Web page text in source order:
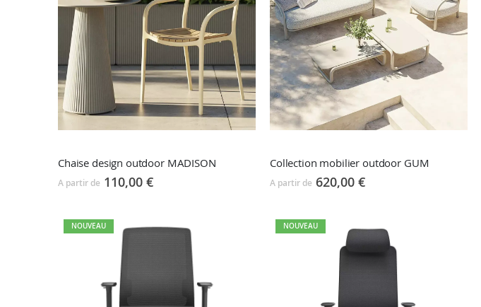
Chaise design outdoor MADISON
A partir de 110,00 €
Collection mobilier outdoor GUM
A partir de 620,00 €
NOUVEAU NOUVEAU